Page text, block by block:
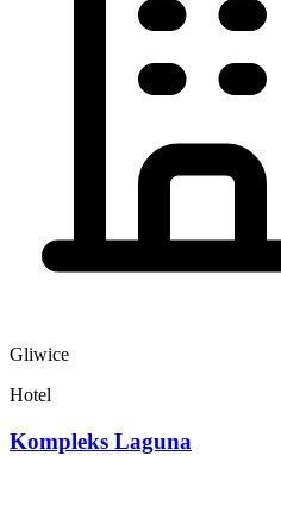
Gliwice
Hotel
Kompleks Laguna